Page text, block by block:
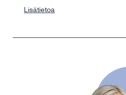
Lisätietoa